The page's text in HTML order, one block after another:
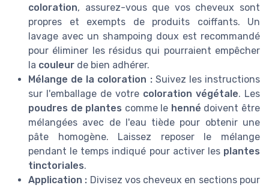
coloration, assurez-vous que vos cheveux sont
propres et exempts de produits coiffants. Un
lavage avec un shampoing doux est recommandé
pour éliminer les résidus qui pourraient empêcher
la couleur de bien adhérer.
Mélange de la coloration :Suivez les instructions
sur l'emballage de votre coloration végétale. Les
poudres de plantes comme le henné doivent être
mélangées avec de l'eau tiède pour obtenir une
pâte homogène. Laissez reposer le mélange
pendant le temps indiqué pour activer les plantes
tinctoriales.
Application : Divisez vos cheveux en sections pour